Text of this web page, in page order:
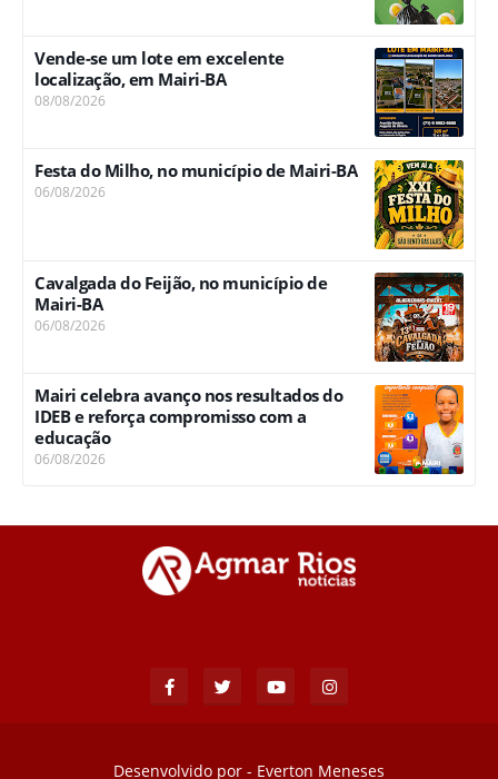
Vende-se um lote em excelente
localização, em Mairi-BA
08/08/2026
Festa do Milho, no município de Mairi-BA
06/08/2026
Cavalgada do Feijão, no município de
Mairi-BA
06/08/2026
Mairi celebra avanço nos resultados do
IDEB e reforça compromisso com a
educação
06/08/2026
Desenvolvido por - Everton Meneses